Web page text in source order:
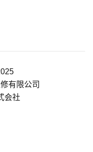
有限公司
会社